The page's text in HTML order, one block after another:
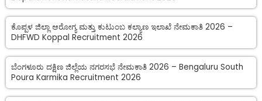
ಕೊಪ್ಪಳ ಜಿಲ್ಲಾ ಆರೋಗ್ಯ ಮತ್ತು ಕುಟುಂಬ ಕಲ್ಯಾಣ ಇಲಾಖೆ ನೇಮಕಾತಿ 2026 –
DHFWD Koppal Recruitment 2026
ಬೆಂಗಳೂರು ದಕ್ಷಿಣ ಜಿಲ್ಲೆಯ ನಗರಸಭೆ ನೇಮಕಾತಿ 2026 – Bengaluru South
Poura Karmika Recruitment 2026